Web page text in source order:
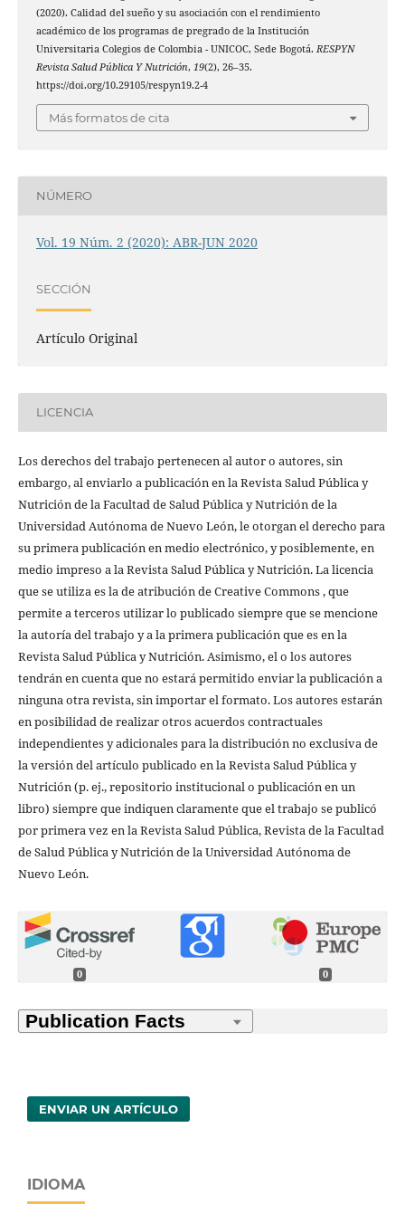
(2020). Calidad del sueño y su asociación con el rendimiento
académico de los programas de pregrado de la Institución
Universitaria Colegios de Colombia - UNICOC, Sede Bogotá. RESPYN
Revista Salud Pública Y Nutrición, 19(2), 26–35.
https://doi.org/10.29105/respyn19.2-4
Más formatos de cita
NÚMERO
Vol. 19 Núm. 2 (2020): ABR-JUN 2020
SECCIÓN
Artículo Original
LICENCIA
Los derechos del trabajo pertenecen al autor o autores, sin
embargo, al enviarlo a publicación en la Revista Salud Pública y
Nutrición de la Facultad de Salud Pública y Nutrición de la
Universidad Autónoma de Nuevo León, le otorgan el derecho para
su primera publicación en medio electrónico, y posiblemente, en
medio impreso a la Revista Salud Pública y Nutrición. La licencia
que se utiliza es la de atribución de Creative Commons , que
permite a terceros utilizar lo publicado siempre que se mencione
la autoría del trabajo y a la primera publicación que es en la
Revista Salud Pública y Nutrición. Asimismo, el o los autores
tendrán en cuenta que no estará permitido enviar la publicación a
ninguna otra revista, sin importar el formato. Los autores estarán
en posibilidad de realizar otros acuerdos contractuales
independientes y adicionales para la distribución no exclusiva de
la versión del artículo publicado en la Revista Salud Pública y
Nutrición (p. ej., repositorio institucional o publicación en un
libro) siempre que indiquen claramente que el trabajo se publicó
por primera vez en la Revista Salud Pública, Revista de la Facultad
de Salud Pública y Nutrición de la Universidad Autónoma de
Nuevo León.
0 0
ENVIAR UN ARTÍCULO
IDIOMA